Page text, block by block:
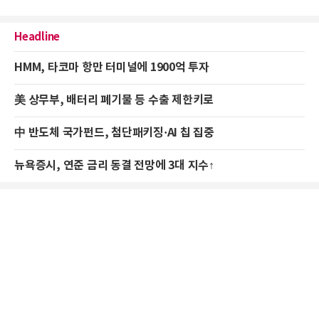
Headline
HMM, 타코마 항만 터미널에 1900억 투자
美 상무부, 배터리 폐기물 등 수출 제한키로
中 반도체 국가펀드, 첨단패키징·AI 칩 집중
뉴욕증시, 연준 금리 동결 전망에 3대 지수↑